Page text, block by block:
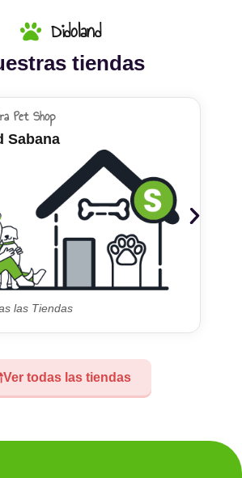
Didoland
tiendas
Ver todas las tiendas
Pet Shop
Sabana
las Tiendas